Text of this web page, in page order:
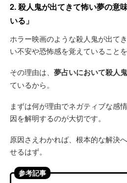
2. 殺人鬼が出てきて怖い夢の意
いる」
ホラー映画のような殺人鬼が出て
い不安や恐怖感を覚えていることを
その理由は、 夢占いにおいて殺人
ているから。
まずは何が理由でネガティブな感
因を解明するのが大切です。
原因さえわかれば、根本的な解決
せるはず。
参考記事